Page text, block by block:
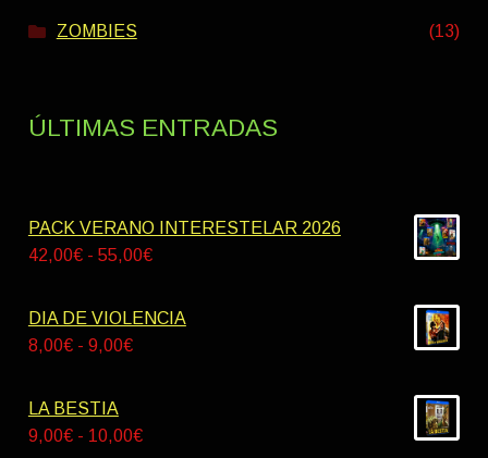
ZOMBIES (13)
ÚLTIMAS ENTRADAS
PACK VERANO INTERESTELAR 2026
42,00€ - 55,00€Rango
precios:
DIA DE VIOLENCIA
8,00€ - 9,00€Rango
desde
LA BESTIA
9,00€ - 10,00€Rango